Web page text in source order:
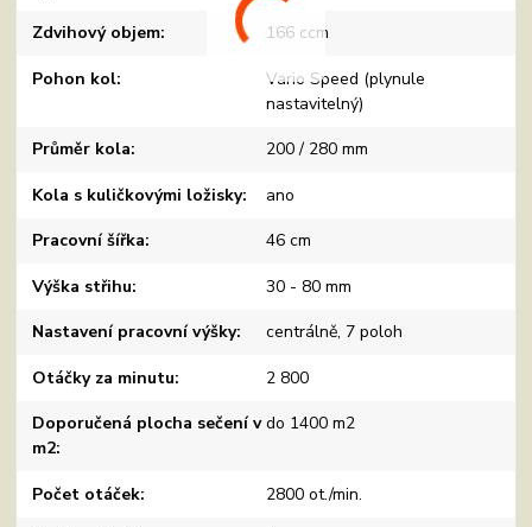
Zdvihový objem 166 ccm
Pohon kol
Vario Speed (plynule
nastavitelný)
Průměr kola 200 / 280 mm
Kola s kuličkovými ložisky ano
Pracovní šířka 46 cm
Výška střihu 30 - 80 mm
Nastavení pracovní výšky centrálně, 7 poloh
Otáčky za minutu 2 800
Doporučená plocha sečení v
m2
do 1400 m2
Počet otáček 2800 ot./min.